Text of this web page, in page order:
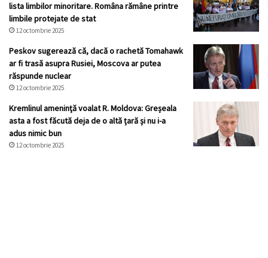
lista limbilor minoritare. Româna rămâne printre
limbile protejate de stat
12 octombrie 2025
Peskov sugerează că, dacă o rachetă Tomahawk
ar fi trasă asupra Rusiei, Moscova ar putea
răspunde nuclear
12 octombrie 2025
Kremlinul ameninţă voalat R. Moldova: Greșeala
asta a fost făcută deja de o altă țară și nu i-a
adus nimic bun
12 octombrie 2025